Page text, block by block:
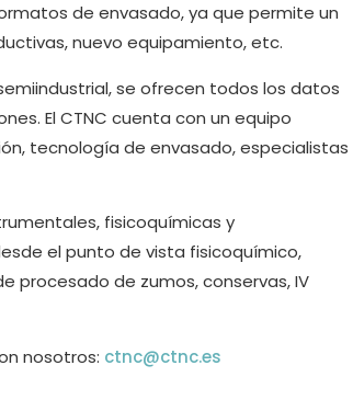
de envasado, ya que permite un
nuevo equipamiento, etc.
se ofrecen todos los datos
El CTNC cuenta con un equipo
tecnología de envasado, especialistas
fisicoquímicas y
el punto de vista fisicoquímico,
procesado de zumos, conservas, IV
nosotros: ctnc@ctnc.es